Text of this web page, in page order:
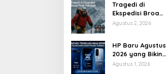
Tragedi di
Ekspedisi Broad
Peak Pakistan
Agustus 2, 2026
HP Baru Agustus
2026 yang Bikin
Indonesia Heboh
Agustus 1, 2026